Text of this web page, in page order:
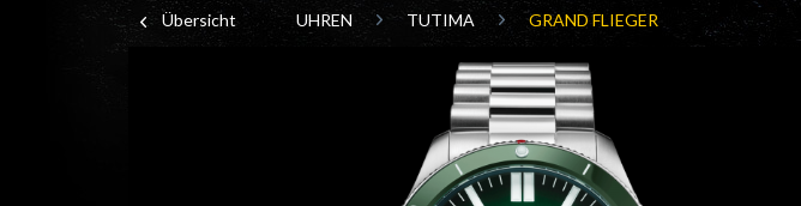
Übersicht UHREN TUTIMA GRAND FLIEGER